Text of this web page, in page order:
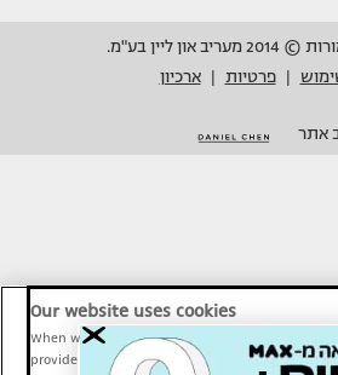
און ליין בע"מ.
פרטיות ארכיון
אתר
Our website uses cookies
When we provide Maariv, TMI and Sport1 content
provide social media features and to analyze our